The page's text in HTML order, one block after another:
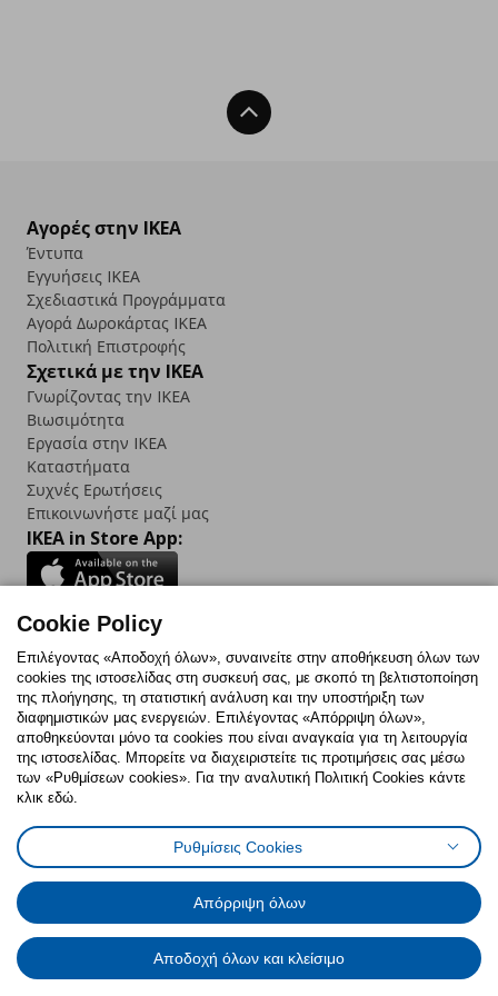
Back To Top
Αγορές στην IKEA
Έντυπα
Εγγυήσεις IKEA
Σχεδιαστικά Προγράμματα
Αγορά Δωρoκάρτας IKEA
Πολιτική Επιστροφής
Σχετικά με την IKEA
Γνωρίζοντας την IKEA
Βιωσιμότητα
Εργασία στην IKEA
Καταστήματα
Συχνές Ερωτήσεις
Επικοινωνήστε μαζί μας
IKEA in Store App:
Follow us:
FacebookInstagram
TikTokYoutubePinterestTwitter
Πολιτική CookiesΔήλωση ψηφιακής προσβασιμότητας
Ρυθμίσεις cookiesΌροι Χρήσης
Γενική Πολιτική Προσωπικών Δεδομένων
Πολιτική Προσωπικών Δεδομένων για ΙΚΕΑ.gr
Κώδικας Καταναλωτικής Δεοντολογίας
© Inter-IKEA Systems B.V. 1999 - 2025
Cookie Policy
Επιλέγοντας «Αποδοχή όλων», συναινείτε στην αποθήκευση όλων των
cookies της ιστοσελίδας στη συσκευή σας, με σκοπό τη βελτιστοποίηση
της πλοήγησης, τη στατιστική ανάλυση και την υποστήριξη των
διαφημιστικών μας ενεργειών. Επιλέγοντας «Απόρριψη όλων»,
αποθηκεύονται μόνο τα cookies που είναι αναγκαία για τη λειτουργία
της ιστοσελίδας. Μπορείτε να διαχειριστείτε τις προτιμήσεις σας μέσω
των «Ρυθμίσεων cookies». Για την αναλυτική Πολιτική Cookies κάντε
κλικ εδώ.
Ρυθμίσεις Cookies
Απόρριψη όλων
Αποδοχή όλων και κλείσιμο